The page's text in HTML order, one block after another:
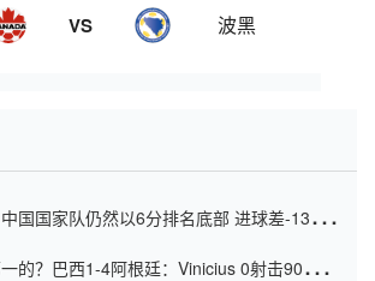
VS 波黑
国国家队仍然以6分排名底部 进球差-13令人
的？巴西1-4阿根廷：Vinicius 0射击90分钟